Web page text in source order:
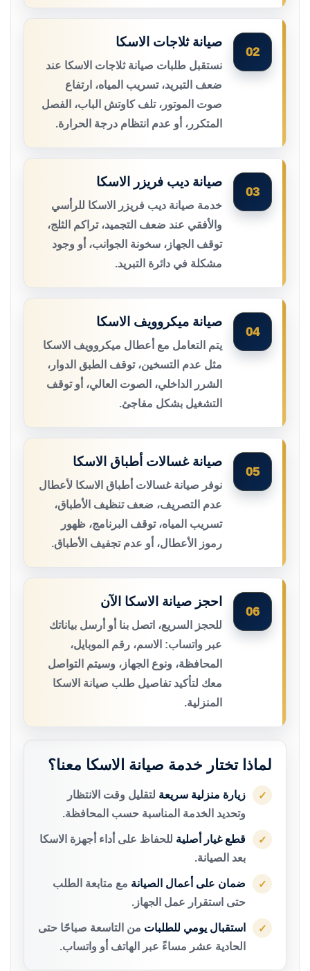
02
صيانة ثلاجات الاسكا
نستقبل طلبات صيانة ثلاجات الاسكا عند
ضعف التبريد، تسريب المياه، ارتفاع
صوت الموتور، تلف كاوتش الباب، الفصل
المتكرر، أو عدم انتظام درجة الحرارة.
03
صيانة ديب فريزر الاسكا
خدمة صيانة ديب فريزر الاسكا للرأسي
والأفقي عند ضعف التجميد، تراكم الثلج،
توقف الجهاز، سخونة الجوانب، أو وجود
مشكلة في دائرة التبريد.
04
صيانة ميكروويف الاسكا
يتم التعامل مع أعطال ميكروويف الاسكا
مثل عدم التسخين، توقف الطبق الدوار،
الشرر الداخلي، الصوت العالي، أو توقف
التشغيل بشكل مفاجئ.
05
صيانة غسالات أطباق الاسكا
نوفر صيانة غسالات أطباق الاسكا لأعطال
عدم التصريف، ضعف تنظيف الأطباق،
تسريب المياه، توقف البرنامج، ظهور
رموز الأعطال، أو عدم تجفيف الأطباق.
06
احجز صيانة الاسكا الآن
للحجز السريع، اتصل بنا أو أرسل بياناتك
عبر واتساب: الاسم، رقم الموبايل،
المحافظة، ونوع الجهاز، وسيتم التواصل
معك لتأكيد تفاصيل طلب صيانة الاسكا
المنزلية.
لماذا تختار خدمة صيانة الاسكا معنا؟
✓ زيارة منزلية سريعة لتقليل وقت الانتظار
وتحديد الخدمة المناسبة حسب المحافظة.
✓ قطع غيار أصلية للحفاظ على أداء أجهزة الاسكا
بعد الصيانة.
✓ ضمان على أعمال الصيانة مع متابعة الطلب
حتى استقرار عمل الجهاز.
✓ استقبال يومي للطلبات من التاسعة صباحًا حتى
الحادية عشر مساءً عبر الهاتف أو واتساب.